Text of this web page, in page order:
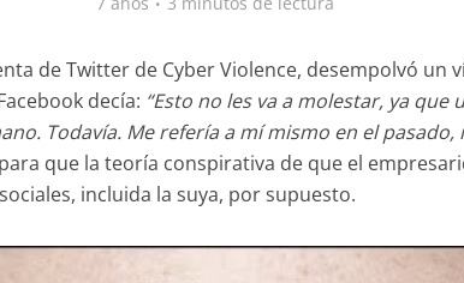
de Twitter de Cyber Violence, desempolvó un
decía: “Esto no les va a molestar, ya que
Todavía. Me refería a mí mismo en el pasado,
que la teoría conspirativa de que el
incluida la suya, por supuesto.